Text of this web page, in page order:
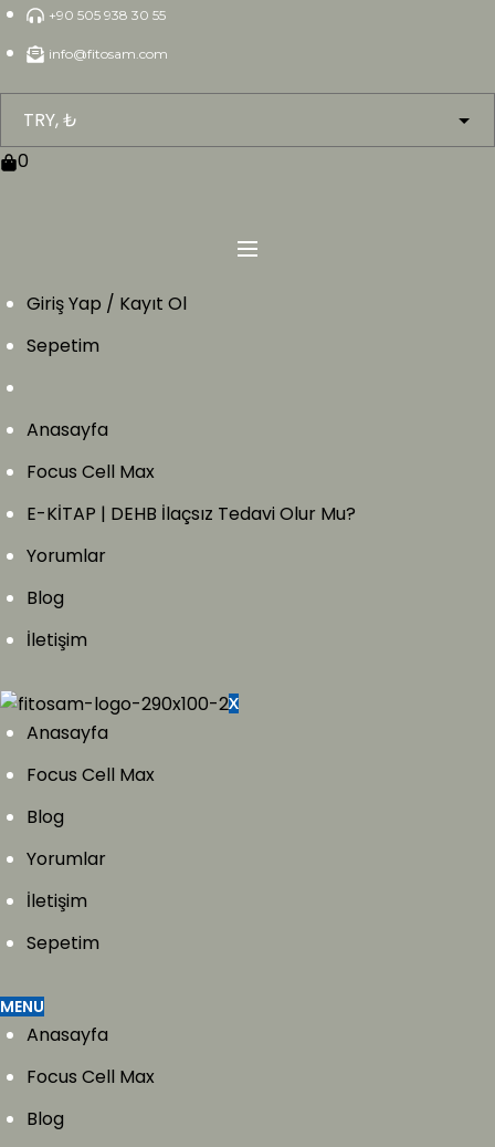
Skip
content
+90 505 938 30 55
info@fitosam.com
0
Giriş Yap / Kayıt Ol
Sepetim
Anasayfa
Focus Cell Max
E-KİTAP | DEHB İlaçsız Tedavi Olur Mu?
Yorumlar
Blog
İletişim
X
Anasayfa
Focus Cell Max
Blog
Yorumlar
İletişim
Sepetim
MENU
Anasayfa
Focus Cell Max
Blog